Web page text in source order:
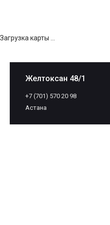
Желтоксан 48/1
+7 (701) 570 20 98
Астана
Загрузка карты ...